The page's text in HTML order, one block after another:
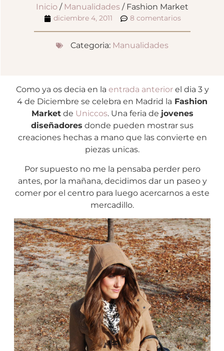
Inicio / Manualidades / Fashion Market
diciembre 4, 2011 8 comentarios
Categoria: Manualidades
Como ya os decia en la entrada anteriorel dia 3 y
4 de Diciembre se celebra en Madrid la Fashion
Marketde Uniccos. Una feria de jovenes
diseñadores donde pueden mostrar sus
creaciones hechas a mano que las convierte en
piezas unicas.
Por supuesto no me la pensaba perder pero
antes, por la mañana, decidimos dar un paseo y
comer por el centro para luego acercarnos a este
mercadillo.